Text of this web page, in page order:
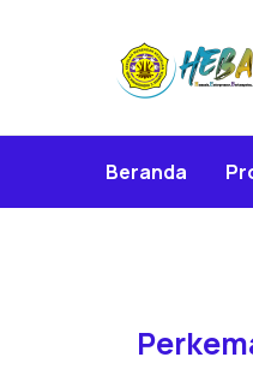
Beranda